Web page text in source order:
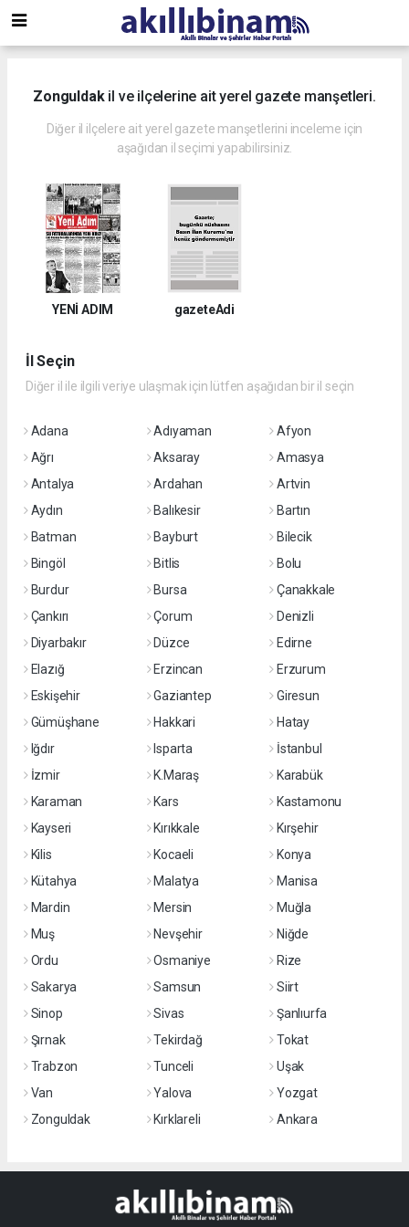
Zonguldakil ve ilçelerine ait yerel gazete manşetleri.
Diğer il ilçelere ait yerel gazete manşetlerini inceleme için
aşağıdan il seçimi yapabilirsiniz.
YENİ ADIM gazeteAdi
İl Seçin
Diğer il ile ilgili veriye ulaşmak için lütfen aşağıdan bir il seçin
Adana Adıyaman
Afyon
Ağrı
Aksaray
Amasya
Antalya
Ardahan
Artvin
Aydın
Balıkesir
Bartın
Batman
Bayburt
Bilecik
Bingöl
Bitlis
Bolu
Burdur
Bursa
Çanakkale
Çankırı
Çorum
Denizli
Diyarbakır
Düzce
Edirne
Elazığ
Erzincan
Erzurum
Eskişehir
Gaziantep
Giresun
Gümüşhane
Hakkari
Hatay
Iğdır
Isparta
İstanbul
İzmir
K.Maraş
Karabük
Karaman
Kars
Kastamonu
Kayseri
Kırıkkale
Kırşehir
Kilis
Kocaeli
Konya
Kütahya
Malatya
Manisa
Mardin
Mersin
Muğla
Muş
Nevşehir
Niğde
Ordu
Osmaniye
Rize
Sakarya
Samsun
Siirt
Sinop
Sivas
Şanlıurfa
Şırnak
Tekirdağ
Tokat
Trabzon
Tunceli
Uşak
Van
Yalova
Yozgat
Zonguldak
Kırklareli Ankara